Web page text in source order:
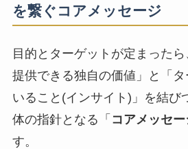
を繋ぐコアメッセージ
目的とターゲットが定まった
提供できる独自の価値」と「
いること(インサイト)」を結び
体の指針となる「 コアメッセー
す。